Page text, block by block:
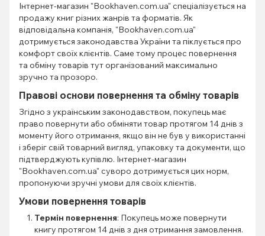
Інтернет-магазин "Bookhaven.com.ua" спеціалізується на
продажу книг різних жанрів та форматів. Як
відповідальна компанія, "Bookhaven.com.ua"
дотримується законодавства України та піклується про
комфорт своїх клієнтів. Саме тому процес повернення
та обміну товарів тут організований максимально
зручно та прозоро.
Правові основи повернення та обміну товарів
Згідно з українським законодавством, покупець має
право повернути або обміняти товар протягом 14 днів з
моменту його отримання, якщо він не був у використанні
і зберіг свій товарний вигляд, упаковку та документи, що
підтверджують купівлю. Інтернет-магазин
"Bookhaven.com.ua" суворо дотримується цих норм,
пропонуючи зручні умови для своїх клієнтів.
Умови повернення товарів
Термін повернення: Покупець може повернути
книгу протягом 14 днів з дня отримання замовлення.